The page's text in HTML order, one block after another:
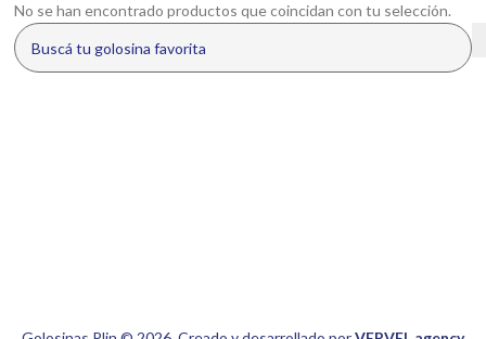
No se han encontrado productos que coincidan con tu selección.